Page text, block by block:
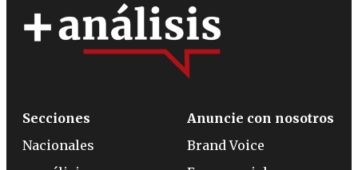
Secciones
Nacionales
Anuncie con nosotros
Brand Voice